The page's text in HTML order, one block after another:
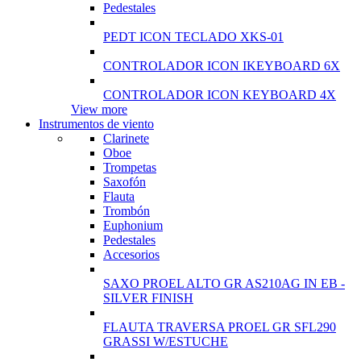
Pedestales
PEDT ICON TECLADO XKS-01
CONTROLADOR ICON IKEYBOARD 6X
CONTROLADOR ICON KEYBOARD 4X
View more
Instrumentos de viento
Clarinete
Oboe
Trompetas
Saxofón
Flauta
Trombón
Euphonium
Pedestales
Accesorios
SAXO PROEL ALTO GR AS210AG IN EB -
SILVER FINISH
FLAUTA TRAVERSA PROEL GR SFL290
GRASSI W/ESTUCHE